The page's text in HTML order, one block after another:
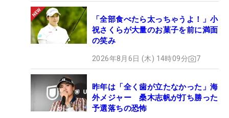
「全部食べたら太っちゃうよ！」小
祝さくらが大量のお菓子を前に満面
の笑み
2026年8月6日 (木) 14時09分 7
昨年は「全く歯が立たなかった」海
外メジャー 桑木志帆が打ち勝った
予選落ちの恐怖